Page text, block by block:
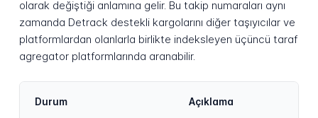
olarak değiştiği anlamına gelir. Bu takip numaraları aynı
zamanda Detrack destekli kargolarını diğer taşıyıcılar ve
platformlardan olanlarla birlikte indeksleyen üçüncü taraf
agregator platformlarında aranabilir.
Durum Açıklama